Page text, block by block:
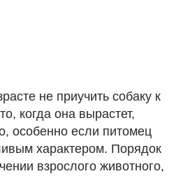
не приучить собаку к
когда она вырастет,
особенно если питомец
характером. Порядок
взрослого животного,